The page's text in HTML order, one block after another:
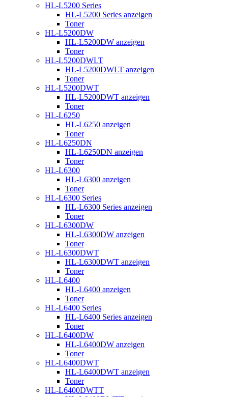
HL-L5200 Series
HL-L5200 Series anzeigen
Toner
HL-L5200DW
HL-L5200DW anzeigen
Toner
HL-L5200DWLT
HL-L5200DWLT anzeigen
Toner
HL-L5200DWT
HL-L5200DWT anzeigen
Toner
HL-L6250
HL-L6250 anzeigen
Toner
HL-L6250DN
HL-L6250DN anzeigen
Toner
HL-L6300
HL-L6300 anzeigen
Toner
HL-L6300 Series
HL-L6300 Series anzeigen
Toner
HL-L6300DW
HL-L6300DW anzeigen
Toner
HL-L6300DWT
HL-L6300DWT anzeigen
Toner
HL-L6400
HL-L6400 anzeigen
Toner
HL-L6400 Series
HL-L6400 Series anzeigen
Toner
HL-L6400DW
HL-L6400DW anzeigen
Toner
HL-L6400DWT
HL-L6400DWT anzeigen
Toner
HL-L6400DWTT